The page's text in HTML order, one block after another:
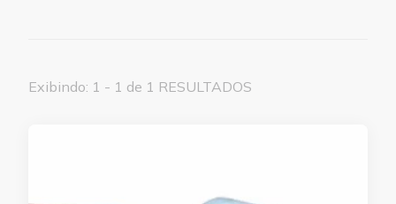
Exibindo: 1 - 1 de 1 RESULTADOS